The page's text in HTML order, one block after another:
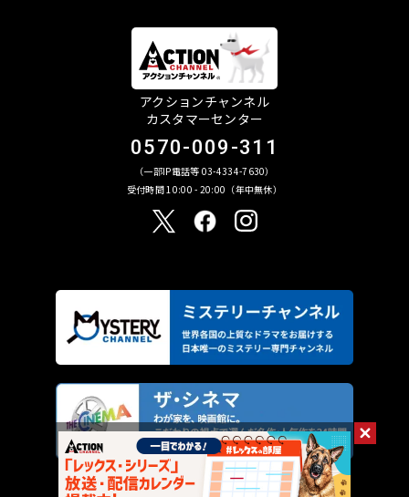
アクションチャンネル
カスタマーセンター
0570-009-311
（一部IP電話等 03-4334-7630）
受付時間 10:00 - 20:00（年中無休）